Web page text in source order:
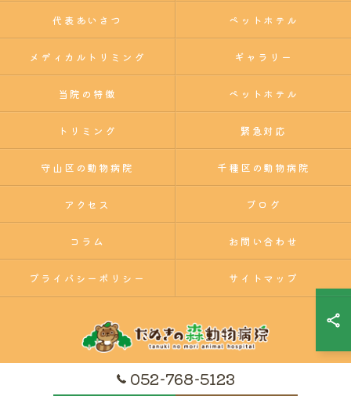
052-768-5123
代表あいさつ ペットホテル
メディカルトリミング ギャラリー
当院の特徴 ペットホテル
トリミング 緊急対応
守山区の動物病院 千種区の動物病院
アクセス ブログ
コラム お問い合わせ
プライバシーポリシー サイトマップ
© 2026 たぬきの森動物病院｜名東区・千種区・守山区の動物病院 ALL RIGHTS